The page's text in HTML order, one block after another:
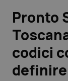
Lavoro e
Scienza e
Studi e
Pronto
codici